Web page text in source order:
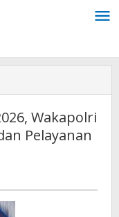
Wakapolri
Pelayanan